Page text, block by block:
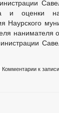
и оценки
Наурского
нанимателя
Комментарии к